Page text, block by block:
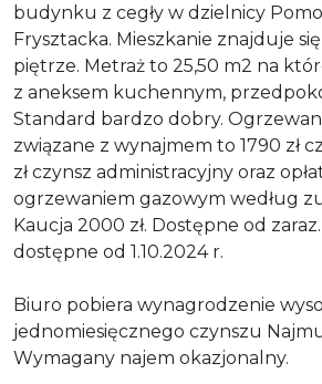
budynku z cegły w dzielnicy
Frysztacka. Mieszkanie znajduje
piętrze. Metraż to 25,50 m2 na
z aneksem kuchennym,
Standard bardzo dobry.
związane z wynajmem to 1790 zł
zł czynsz administracyjny oraz
ogrzewaniem gazowym według
Kaucja 2000 zł. Dostępne od
dostępne od 1.10.2024 r.
Biuro pobiera wynagrodzenie
jednomiesięcznego czynszu
Wymagany najem okazjonalny.